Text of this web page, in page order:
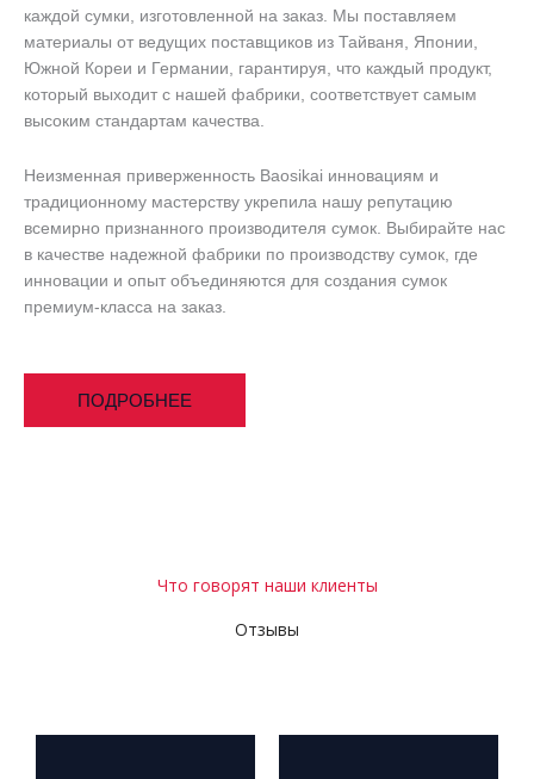
каждой сумки, изготовленной на заказ. Мы поставляем
материалы от ведущих поставщиков из Тайваня, Японии,
Южной Кореи и Германии, гарантируя, что каждый продукт,
который выходит с нашей фабрики, соответствует самым
высоким стандартам качества.
Неизменная приверженность Baosikai инновациям и
традиционному мастерству укрепила нашу репутацию
всемирно признанного производителя сумок. Выбирайте нас
в качестве надежной фабрики по производству сумок, где
инновации и опыт объединяются для создания сумок
премиум-класса на заказ.
ПОДРОБНЕЕ
Что говорят наши клиенты
Отзывы